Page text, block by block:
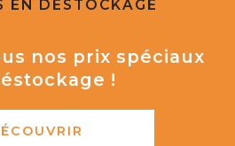
EN DÉSTOCKAGE
nos prix spéciaux
!